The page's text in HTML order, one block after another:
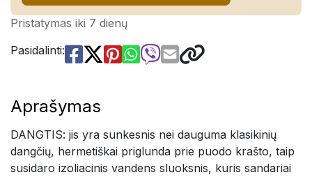
Pristatymas iki 7 dienų
Pasidalinti:
Aprašymas
DANGTIS: jis yra sunkesnis nei dauguma klasikinių
dangčių, hermetiškai priglunda prie puodo krašto, taip
susidaro izoliacinis vandens sluoksnis, kuris sandariai